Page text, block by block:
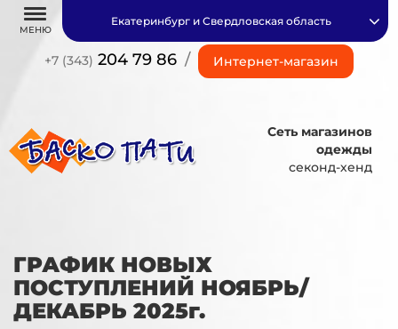
МЕНЮ
+7 (343) 204 79 86 / Интернет-магазин
Екатеринбург и Свердловская область
Сеть магазинов
одежды
секонд-хенд
ГРАФИК НОВЫХ
ПОСТУПЛЕНИЙ НОЯБРЬ/
ДЕКАБРЬ 2025г.